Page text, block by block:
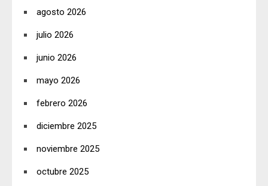
agosto 2026
julio 2026
junio 2026
mayo 2026
febrero 2026
diciembre 2025
noviembre 2025
octubre 2025